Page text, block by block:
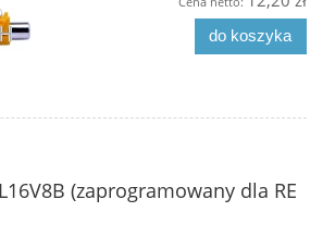
do koszyka
(zaprogramowany dla RE